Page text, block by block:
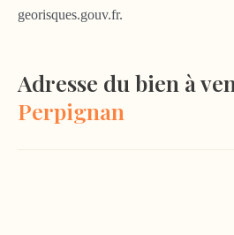
georisques.gouv.fr.
Adresse du bien à
Perpignan